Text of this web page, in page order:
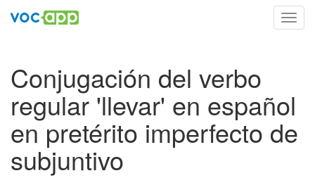
Conjugación del verbo
regular 'llevar' en español
en pretérito imperfecto de
subjuntivo